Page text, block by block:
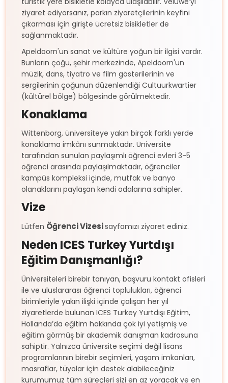
ziyaret ediyorsanız, parkın ziyaretçilerinin keyfini
çıkarması için girişte ücretsiz bisikletler de
sağlanmaktadır.
Apeldoorn'un sanat ve kültüre yoğun bir ilgisi vardır.
Bunların çoğu, şehir merkezinde, Apeldoorn'un
müzik, dans, tiyatro ve film gösterilerinin ve
sergilerinin çoğunun düzenlendiği Cultuurkwartier
(kültürel bölge) bölgesinde görülmektedir.
Konaklama
Wittenborg, üniversiteye yakın birçok farklı yerde
konaklama imkânı sunmaktadır. Üniversite
tarafından sunulan paylaşımlı öğrenci evleri 3-5
öğrenci arasında paylaşılmaktadır, öğrenciler
kampüs kompleksi içinde, mutfak ve banyo
olanaklarını paylaşan kendi odalarına sahipler.
Vize
Lütfen Öğrenci Vizesisayfamızı ziyaret ediniz.
Neden ICES Turkey Yurtdışı
Eğitim Danışmanlığı?
Üniversiteleri birebir tanıyan, başvuru kontakt ofisleri
ile ve uluslararası öğrenci toplulukları, öğrenci
birimleriyle yakın ilişki içinde çalışan her yıl
ziyaretlerde bulunan ICES Turkey Yurtdışı Eğitim,
Hollanda’da eğitim hakkında çok iyi yetişmiş ve
eğitim görmüş bir akademik danışman kadrosuna
sahiptir. Yalnızca üniversite seçimi değil lisans
programlarının birebir seçimleri, yaşam imkanları,
masraflar, tüyolar için destek alabileceğiniz
kurumumuz tüm süreçleri sizi en az yoracak ve en